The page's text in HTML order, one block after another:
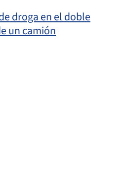
droga en el doble
un camión